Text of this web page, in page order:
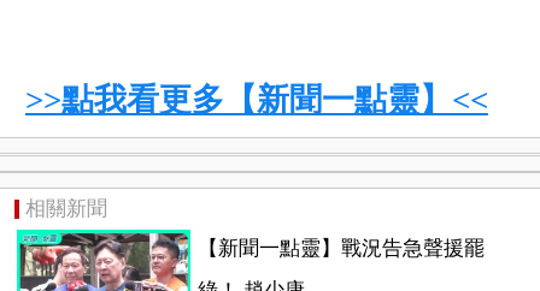
>>點我看更多【新聞一點靈】<<
相關新聞
【新聞一點靈】戰況告急聲援罷